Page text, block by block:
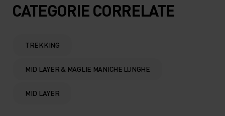
CATEGORIE CORRELATE
TREKKING
MID LAYER & MAGLIE MANICHE LUNGHE
MID LAYER